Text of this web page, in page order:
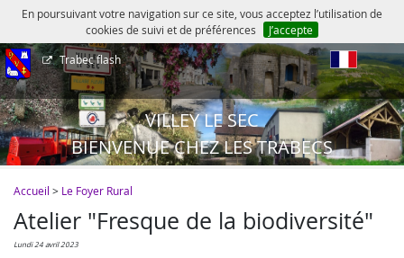
En poursuivant votre navigation sur ce site, vous acceptez l’utilisation de
cookies de suivi et de préférences
J’accepte
Trabec flash
VILLEY LE SEC
BIENVENUE CHEZ LES TRABECS
Accueil > Le Foyer Rural
Atelier "Fresque de la biodiversité"
lundi 24 avril 2023